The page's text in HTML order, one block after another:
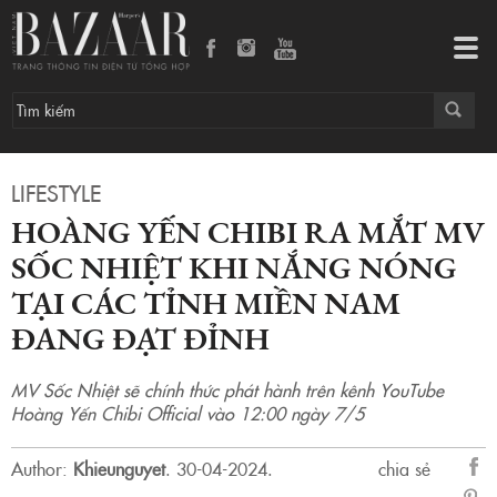
LIFESTYLE
HOÀNG YẾN CHIBI RA MẮT MV
SỐC NHIỆT KHI NẮNG NÓNG
TẠI CÁC TỈNH MIỀN NAM
ĐANG ĐẠT ĐỈNH
MV Sốc Nhiệt sẽ chính thức phát hành trên kênh YouTube
Hoàng Yến Chibi Official vào 12:00 ngày 7/5
Author: Khieunguyet. 30-04-2024.
chia sẻ